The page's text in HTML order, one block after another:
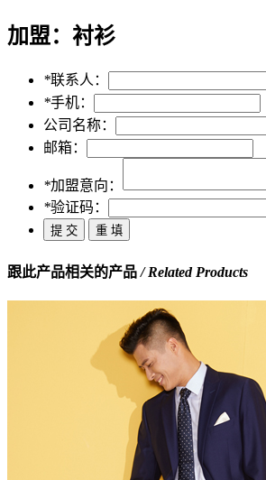
加盟： 衬衫
*联系人：
*手机：
公司名称：
邮箱：
*加盟意向：
*验证码：
跟此产品相关的产品/ Related Products